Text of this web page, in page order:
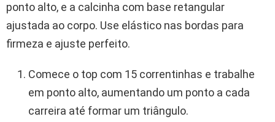
ponto alto, e a calcinha com base retangular
ajustada ao corpo. Use elástico nas bordas para
firmeza e ajuste perfeito.
Comece o top com 15 correntinhas e trabalhe
em ponto alto, aumentando um ponto a cada
carreira até formar um triângulo.